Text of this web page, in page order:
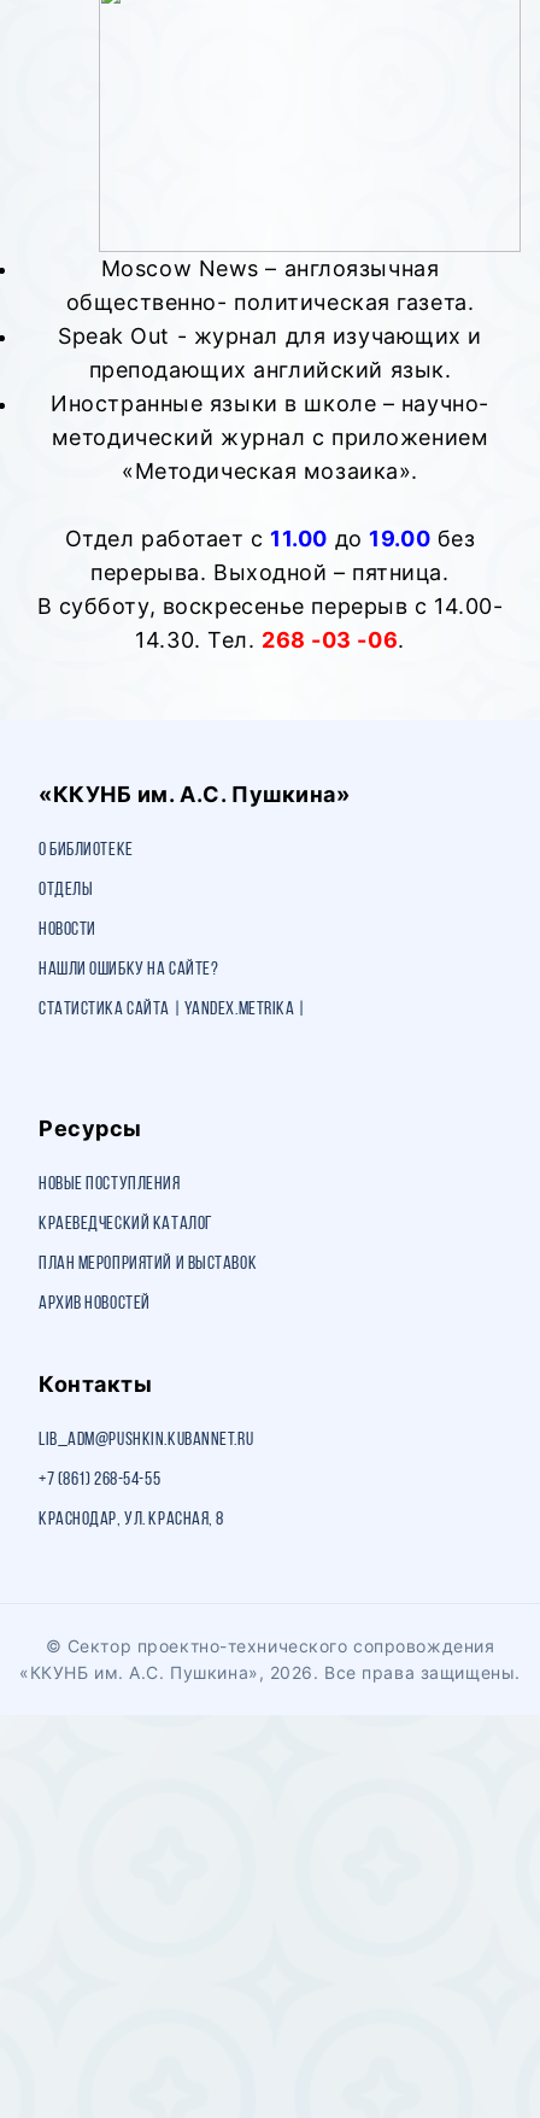
Moscow News – англоязычная
общественно- политическая газета.
Speak Out - журнал для изучающих и
преподающих английский язык.
Иностранные языки в школе – научно-
методический журнал с приложением
«Методическая мозаика».
Отдел работает с11.00 до 19.00 без
перерыва. Выходной – пятница.
В субботу, воскресенье перерыв с 14.00-
14.30. Тел. 268 -03 -06.
«ККУНБ им. А.С. Пушкина»
О библиотеке
Отделы
Новости
Нашли ошибку на сайте?
Статистика сайта | Yandex.Metrika |
Ресурсы
Новые поступления
Краеведческий каталог
План мероприятий и выставок
Архив новостей
Контакты
lib_adm@pushkin.kubannet.ru
+7 (861) 268-54-55
Краснодар, ул. Красная, 8
© Сектор проектно-технического сопровождения
«ККУНБ им. А.С. Пушкина», 2026. Все права защищены.